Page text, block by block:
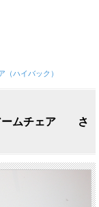
ハイバック）
ームチェア さ